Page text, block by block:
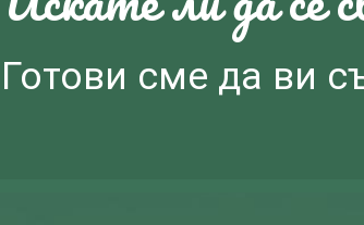
Готови сме да ви